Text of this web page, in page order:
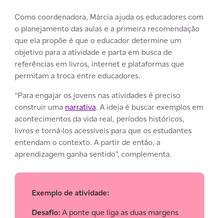
Como coordenadora, Márcia ajuda os educadores com
o planejamento das aulas e a primeira recomendação
que ela propõe é que o educador determine um
objetivo para a atividade e parta em busca de
referências em livros, internet e plataformas que
permitam a troca entre educadores.
“Para engajar os jovens nas atividades é preciso
construir uma narrativa. A ideia é buscar exemplos em
acontecimentos da vida real, períodos históricos,
livros e torná-los acessíveis para que os estudantes
entendam o contexto. A partir de então, a
aprendizagem ganha sentido”, complementa.
Exemplo de atividade:
Desafio:A ponte que liga as duas margens